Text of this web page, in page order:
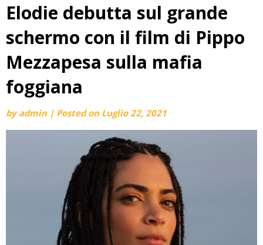
Elodie debutta sul grande
schermo con il film di Pippo
Mezzapesa sulla mafia
foggiana
byadmin | Posted on Luglio 22, 2021